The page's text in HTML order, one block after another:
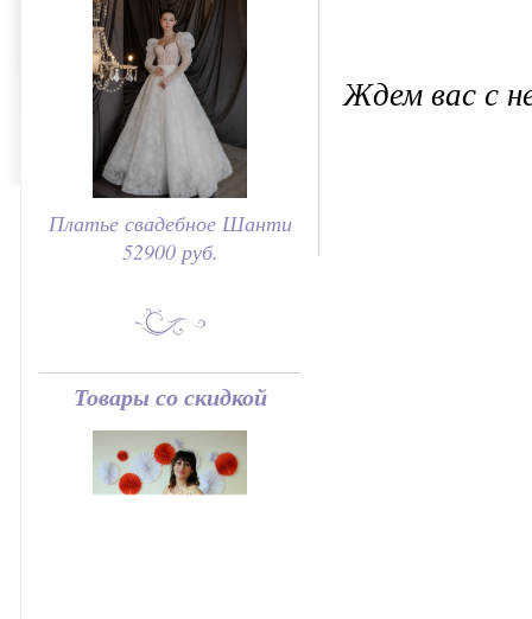
Платье свадебное Шанти
52900 руб.
Товары со скидкой
Ждем вас с